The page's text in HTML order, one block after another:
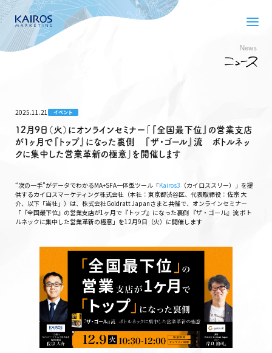
News
2025.11.21 イベント
12月9日（火）にオンラインセミナー「『全国最下位』の営業支店
が1ヶ月で『トップ』になった裏側 『ザ・ゴール』流 ボトルネッ
クに集中した営業革新の極意」を開催します
“次の一手”がデータでわかるMA+SFA一体型ツール「Kairos3 （カイロススリー）」を提
供するカイロスマーケティング株式会社（本社：東京都渋谷区、代表取締役：佐宗 大
介、以下「当社」）は、株式会社Goldratt Japanさまと共催で、オンラインセミナー
「『全国最下位』の営業支店が1ヶ月で『トップ』になった裏側 『ザ・ゴール』流 ボト
ルネックに集中した営業革新の極意」を12月9日（火）に開催します